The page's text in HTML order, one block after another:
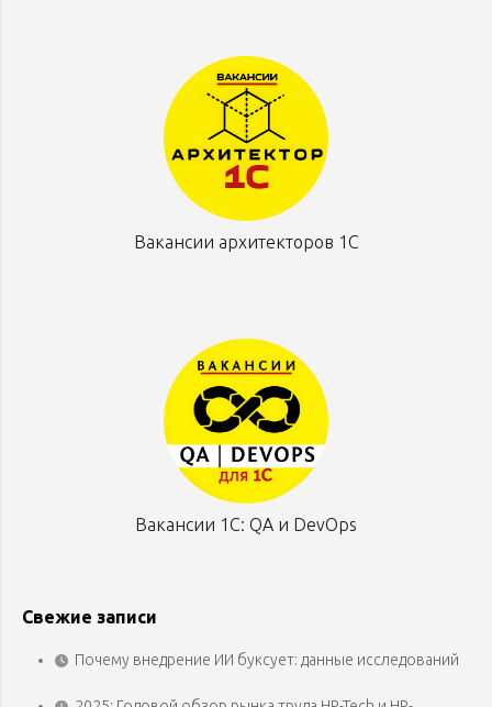
Вакансии архитекторов 1С
Вакансии 1С: QA и DevOps
Свежие записи
Почему внедрение ИИ буксует: данные исследований